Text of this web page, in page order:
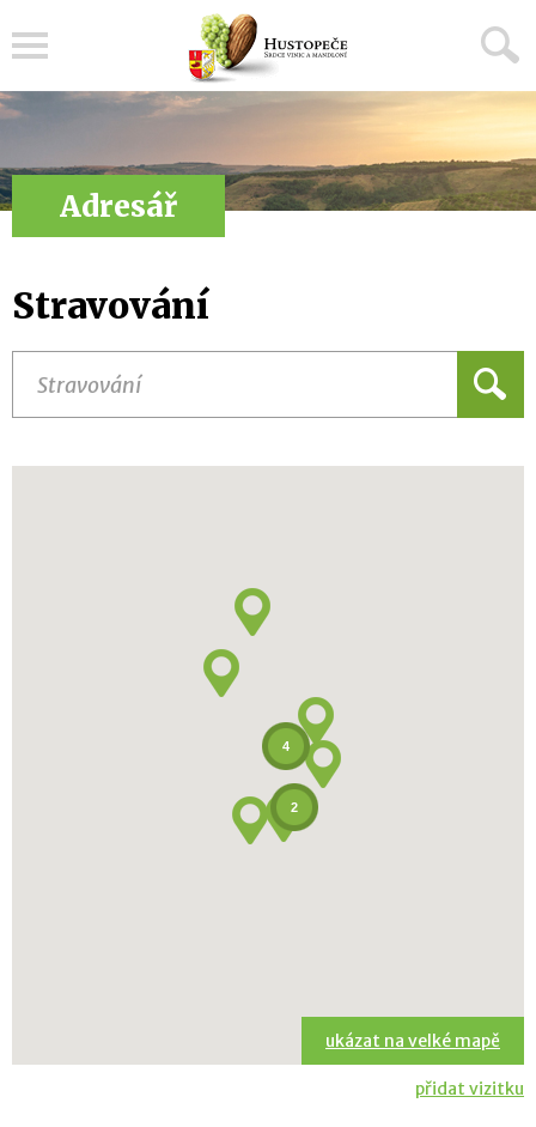
Adresář
Stravování
4
2
ukázat na velké mapě
přidat vizitku